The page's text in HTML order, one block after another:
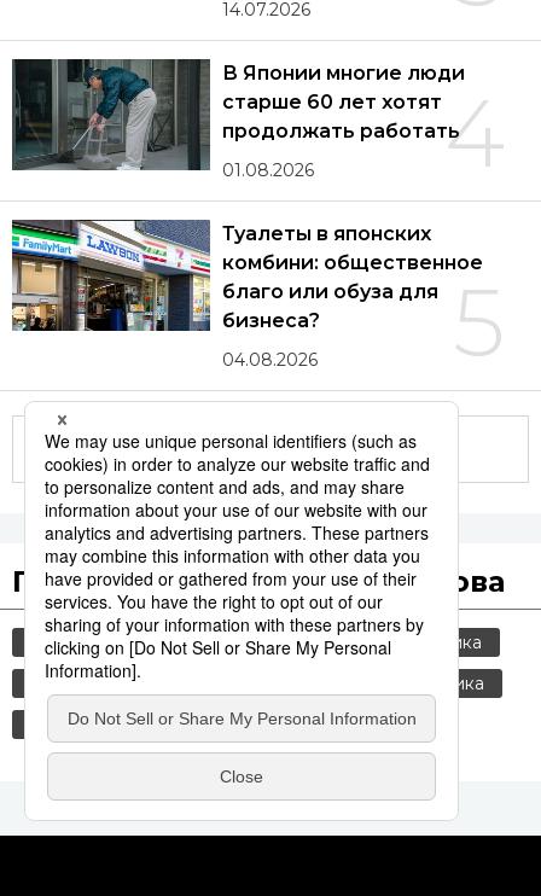
14.07.2026
4
В Японии многие люди
старше 60 лет хотят
продолжать работать
01.08.2026
5
Туалеты в японских
комбини: общественное
благо или обуза для
бизнеса?
04.08.2026
Другие статьи по теме
Популярные поисковые слова
общество jiji press культура
политика
история
экономика
еда и напитки
технологии